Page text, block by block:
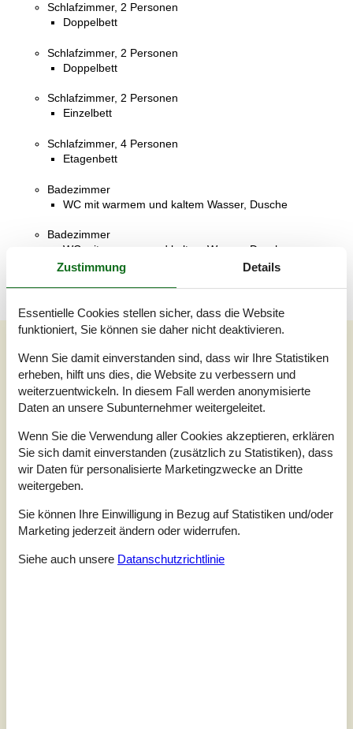
Schlafzimmer, 2 Personen
Doppelbett
Schlafzimmer, 2 Personen
Doppelbett
Schlafzimmer, 2 Personen
Einzelbett
Schlafzimmer, 4 Personen
Etagenbett
Badezimmer
WC mit warmem und kaltem Wasser, Dusche
Badezimmer
WC mit warmem und kaltem Wasser, Dusche
Unsere Gästebewertungen Externe Bewertungen
3,4 Bezogen auf5Bewertungen
Letzte Bewertung ist vom 06.06.2025
5
3 (2)
2 (0)
1
Kommentare
Zustimmung Details
Essentielle Cookies stellen sicher, dass die Website
funktioniert, Sie können sie daher nicht deaktivieren.
Wenn Sie damit einverstanden sind, dass wir Ihre Statistiken
erheben, hilft uns dies, die Website zu verbessern und
weiterzuentwickeln. In diesem Fall werden anonymisierte
Daten an unsere Subunternehmer weitergeleitet.
Wenn Sie die Verwendung aller Cookies akzeptieren, erklären
Sie sich damit einverstanden (zusätzlich zu Statistiken), dass
wir Daten für personalisierte Marketingzwecke an Dritte
weitergeben.
Sie können Ihre Einwilligung in Bezug auf Statistiken und/oder
Marketing jederzeit ändern oder widerrufen.
Siehe auch unsere Datanschutzrichtlinie